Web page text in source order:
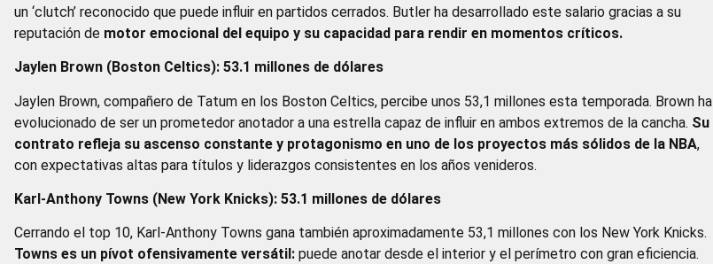
un ‘clutch’ reconocido que puede influir en partidos cerrados. Butler ha desarrollado este salario gracias a su
reputación de motor emocional del equipo y su capacidad para rendir en momentos críticos.
Jaylen Brown (Boston Celtics): 53.1 millones de dólares
Jaylen Brown, compañero de Tatum en los Boston Celtics, percibe unos 53,1 millones esta temporada. Brown ha
evolucionado de ser un prometedor anotador a una estrella capaz de influir en ambos extremos de la cancha. Su
contrato refleja su ascenso constante y protagonismo en uno de los proyectos más sólidos de la NBA,
con expectativas altas para títulos y liderazgos consistentes en los años venideros.
Karl‑Anthony Towns (New York Knicks): 53.1 millones de dólares
Cerrando el top 10, Karl-Anthony Towns gana también aproximadamente 53,1 millones con los New York Knicks.
Towns es un pívot ofensivamente versátil: puede anotar desde el interior y el perímetro con gran eficiencia.